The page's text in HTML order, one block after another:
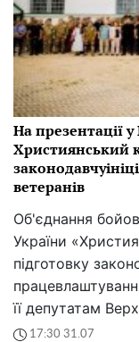
На презентації
Християнський
ветеранів
Об'єднання
України
підготовку
її депутатам
17:30 31.07